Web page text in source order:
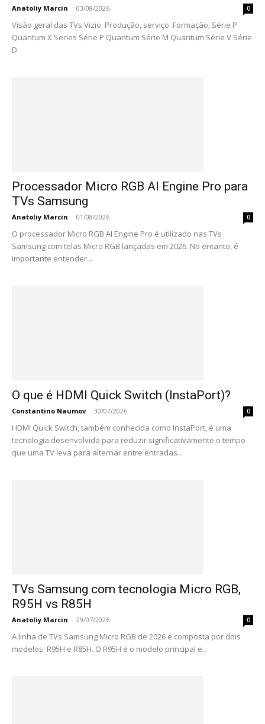
Anatoliy Marcin - 03/08/2026 0
Visão geral das TVs Vizio. Produção, serviço. Formação, Série P
Quantum X Series Série P Quantum Série M Quantum Série V Série
D
Processador Micro RGB AI Engine Pro para
TVs Samsung
Anatoliy Marcin - 01/08/2026 0
O processador Micro RGB AI Engine Pro é utilizado nas TVs
Samsung com telas Micro RGB lançadas em 2026. No entanto, é
importante entender...
O que é HDMI Quick Switch (InstaPort)?
Constantino Naumov - 30/07/2026 0
HDMI Quick Switch, também conhecida como InstaPort, é uma
tecnologia desenvolvida para reduzir significativamente o tempo
que uma TV leva para alternar entre entradas...
TVs Samsung com tecnologia Micro RGB,
R95H vs R85H
Anatoliy Marcin - 29/07/2026 0
A linha de TVs Samsung Micro RGB de 2026 é composta por dois
modelos: R95H e R85H. O R95H é o modelo principal e...